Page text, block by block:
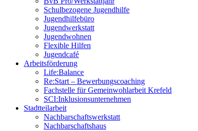
Schulbezogene Jugendhilfe
Jugendhilfebüro
Jugendwerkstatt
Jugendwohnen
Flexible Hilfen
Jugendcafé
Arbeitsförderung
Life:Balance
Re:Start – Bewerbungscoaching
Fachstelle für Gemeinwohlarbeit Krefeld
SCI:Inklusionsunternehmen
Stadtteilarbeit
Nachbarschaftswerkstatt
Nachbarschaftshaus